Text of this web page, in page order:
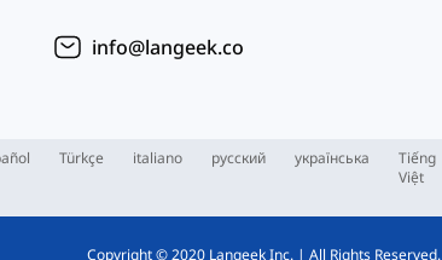
info@langeek.co
Türkçe italiano русский українська
Tiếng
Việt
Copyright © 2020 Langeek Inc. | All Rights Reserved.